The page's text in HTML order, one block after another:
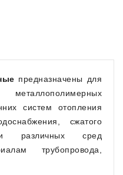
предназначены для
систем отопления
сжатого
различных сред
трубопровода,